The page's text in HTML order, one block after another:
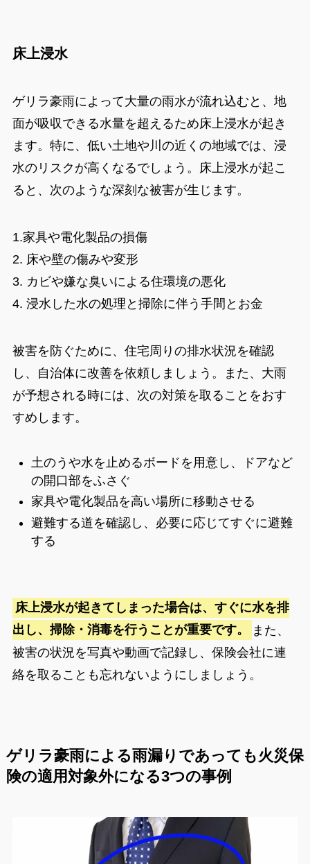
床上浸水
ゲリラ豪雨によって大量の雨水が流れ込むと、地
面が吸収できる水量を超えるため床上浸水が起き
ます。特に、低い土地や川の近くの地域では、浸
水のリスクが高くなるでしょう。床上浸水が起こ
ると、次のような深刻な被害が生じます。
1.家具や電化製品の損傷
2. 床や壁の傷みや変形
3. カビや嫌な臭いによる住環境の悪化
4. 浸水した水の処理と掃除に伴う手間とお金
被害を防ぐために、住宅周りの排水状況を確認
し、自治体に改善を依頼しましょう。また、大雨
が予想される時には、次の対策を取ることをおす
すめします。
土のうや水を止めるボードを用意し、ドアなど
の開口部をふさぐ
家具や電化製品を高い場所に移動させる
避難する道を確認し、必要に応じてすぐに避難
する
床上浸水が起きてしまった場合は、すぐに水を排
出し、掃除・消毒を行うことが重要です。
また、
被害の状況を写真や動画で記録し、保険会社に連
絡を取ることも忘れないようにしましょう。
ゲリラ豪雨による雨漏りであっても火災保
険の適用対象外になる3つの事例